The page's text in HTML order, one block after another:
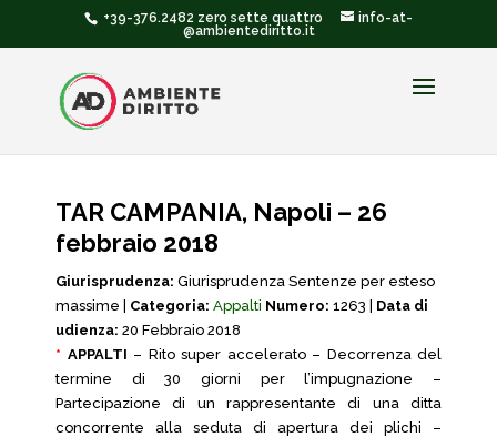
+39-376.2482 zero sette quattro
info-at-
@ambientediritto.it
TAR CAMPANIA, Napoli – 26
febbraio 2018
Giurisprudenza: Giurisprudenza Sentenze per esteso
massime | Categoria: Appalti Numero: 1263 | Data di
udienza: 20 Febbraio 2018
* APPALTI – Rito super accelerato – Decorrenza del
termine di 30 giorni per l’impugnazione –
Partecipazione di un rappresentante di una ditta
concorrente alla seduta di apertura dei plichi –